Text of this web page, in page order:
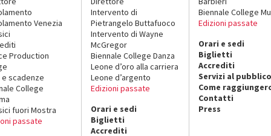
Venezia
Production
e scadenze
College
fuori Mostra
passate
Intervento di
Pietrangelo Buttafuoco
Intervento di Wayne
McGregor
Biennale College Danza
Leone d’oro alla carriera
Leone d’argento
Edizioni passate
Orari e sedi
Biglietti
Accrediti
Biennale College
Edizioni passate
Orari e sedi
Biglietti
Accrediti
Servizi al pubblico
Come
Contatti
Press